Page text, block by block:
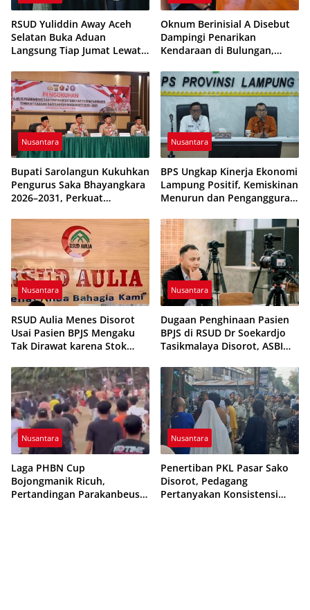
RSUD Yuliddin Away Aceh
Selatan Buka Aduan
Langsung Tiap Jumat Lewat
Oknum Berinisial A Disebut
Dampingi Penarikan
Kendaraan di Bulungan,
Nusantara
Bupati Sarolangun Kukuhkan
Pengurus Saka Bhayangkara
2026–2031, Perkuat
Generasi Muda
Nusantara
BPS Ungkap Kinerja Ekonomi
Lampung Positif, Kemiskinan
Menurun dan Pengangguran
Nusantara
RSUD Aulia Menes Disorot
Usai Pasien BPJS Mengaku
Tak Dirawat karena Stok
Nusantara
Dugaan Penghinaan Pasien
BPJS di RSUD Dr Soekardjo
Tasikmalaya Disorot, ASBI
Etika Pelayanan
Nusantara
Laga PHBN Cup
Bojongmanik Ricuh,
Pertandingan Parakanbeusi
Nusantara
Penertiban PKL Pasar Sako
Disorot, Pedagang
Pertanyakan Konsistensi